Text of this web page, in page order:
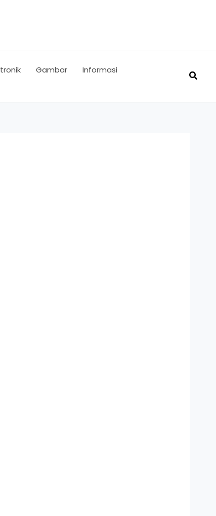
Gambar
Informasi